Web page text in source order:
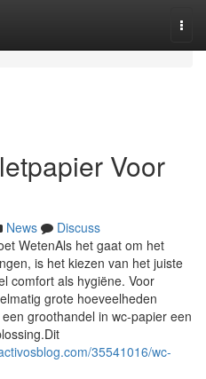
Voor
News
Discuss
WetenAls het gaat om het
is het kiezen van het juiste
comfort als hygiëne. Voor
grote hoeveelheden
groothandel in wc-papier een
35541016/wc-